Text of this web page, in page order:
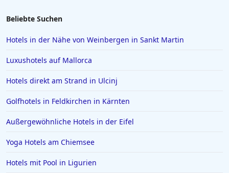
Beliebte Suchen
Hotels in der Nähe von Weinbergen in Sankt Martin
Luxushotels auf Mallorca
Hotels direkt am Strand in Ulcinj
Golfhotels in Feldkirchen in Kärnten
Außergewöhnliche Hotels in der Eifel
Yoga Hotels am Chiemsee
Hotels mit Pool in Ligurien